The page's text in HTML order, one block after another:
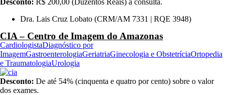
Dra. Lais Cruz Lobato (CRM/AM 7331 | RQE 3948)
CIA – Centro de Imagem do Amazonas
CardiologistaDiagnóstico por
ImagemGastroenterologiaGeriatriaGinecologia e ObstetríciaOrtopedia
e TraumatologiaUrologia
Desconto: De até 54% (cinquenta e quatro por cento) sobre o valor
dos exames.